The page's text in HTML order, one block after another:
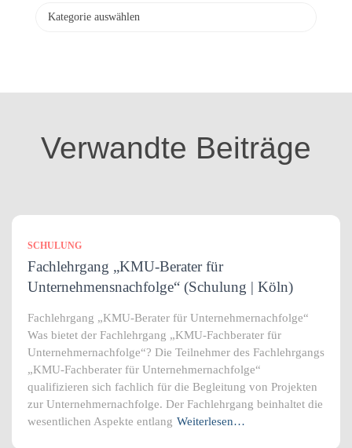
o
Verwandte Beiträge
SCHULUNG
Fachlehrgang „KMU-Berater für
Unternehmensnachfolge“ (Schulung | Köln)
Fachlehrgang „KMU-Berater für Unternehmernachfolge“
Was bietet der Fachlehrgang „KMU-Fachberater für
Unternehmernachfolge“? Die Teilnehmer des Fachlehrgangs
„KMU-Fachberater für Unternehmernachfolge“
qualifizieren sich fachlich für die Begleitung von Projekten
zur Unternehmernachfolge. Der Fachlehrgang beinhaltet die
wesentlichen Aspekte entlang Weiterlesen…